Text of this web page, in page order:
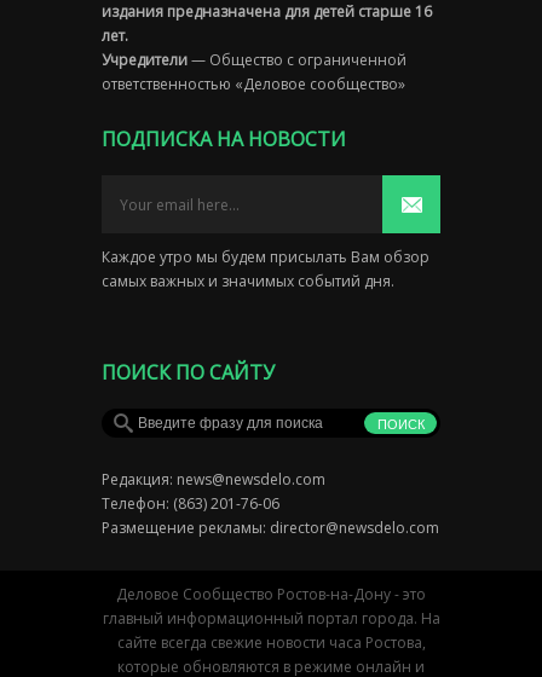
издания предназначена для детей старше 16
лет.
Учредители— Общество с ограниченной
ответственностью «Деловое сообщество»
ПОДПИСКА НА НОВОСТИ
Каждое утро мы будем присылать Вам обзор
самых важных и значимых событий дня.
ПОИСК ПО САЙТУ
Редакция: news@newsdelo.com
Телефон: (863) 201-76-06
Размещение рекламы: director@newsdelo.com
Деловое Сообщество Ростов-на-Дону - это
главный информационный портал города. На
сайте всегда свежие новости часа Ростова,
которые обновляются в режиме онлайн и